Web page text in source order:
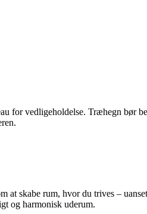
for vedligeholdelse. Træhegn bør
skabe rum, hvor du trives –
og harmonisk uderum.